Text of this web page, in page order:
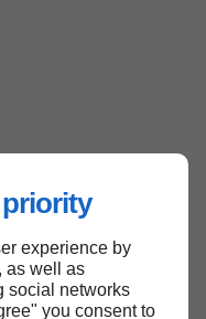
experience by
as well as
social networks
you consent to